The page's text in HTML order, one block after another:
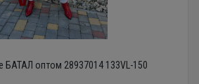
БАТАЛ оптом 28937014 133VL-150